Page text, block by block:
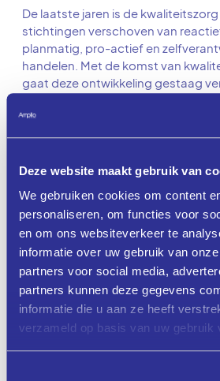
Deze website maakt gebruik van
We gebruiken cookies om content
personaliseren, om functies voor
en om ons websiteverkeer te
informatie over uw gebruik van
partners voor social media,
partners kunnen deze gegevens
informatie die u aan ze heeft
verzameld op basis van uw gebruik
De laatste jaren is de
stichtingen verschoven van
planmatig, pro-actief en
handelen. Met de komst van
gaat deze ontwikkeling gestaag
soms gericht op het voorbereiden
inspectiebezoek, het trainen of
stakeholders of bijvoorbeeld een
kwaliteitscoördinator.
Wij spreken graag – geheel
wens door, waarna we samen
wij van meerwaarde kunnen zijn
gewenste adviestraject. Op grond
een concreet voorstel opstellen.